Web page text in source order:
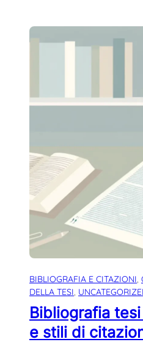
BIBLIOGRAFIA E CITAZIONI,
DELLA TESI,
Bibliografia
e stili di